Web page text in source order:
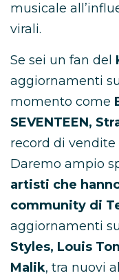
musicale
virali.
Se sei un fan del
aggiornamenti
momento come
SEVENTEEN,
record di
Daremo ampio
artisti che
community di
aggiornamenti
Styles, Louis
Malik, tra nuovi